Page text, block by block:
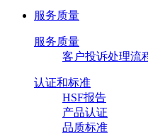
服务质量
服务质量
客户投诉处理流
认证和标准
HSF报告
产品认证
品质标准